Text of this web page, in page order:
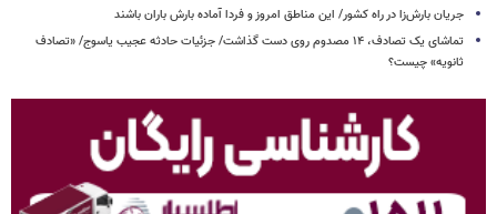
جریان بارش‌زا در راه کشور/ این مناطق امروز و فردا آماده بارش باران باشند
تماشای یک تصادف، ۱۴ مصدوم روی دست گذاشت/ جزئیات حادثه عجیب یاسوج/ «تصادف
ثانویه» چیست؟